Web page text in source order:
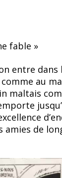
fable »
entre
comme au
maltais
amies de